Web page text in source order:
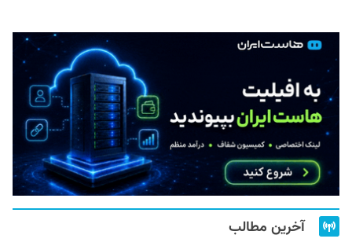
آخرین مطالب